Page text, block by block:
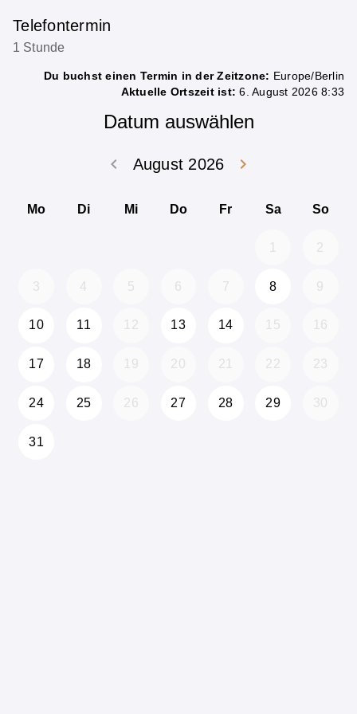
Telefontermin
1 Stunde
Du buchst einen Termin in der Zeitzone: Europe/Berlin
Aktuelle Ortszeit ist: 6. August 2026 8:33
Datum auswählen
August 2026
keyboard_arrow_left
keyboard_arrow_right
Mo Di Mi Do Fr Sa So
2
3 4 5 6 7 8 9
10 11 12 13 14 15 16
17 18 19 20 21 22 23
24 25 26 27 28 29 30
31